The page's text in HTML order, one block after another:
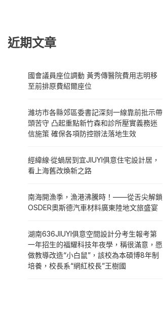
近期文章
國會議員座位調動 黃秀傳醫院費用志明移
至前排原費紹爾座位
濰坊市各縣郊區委書記深刻一線靠前批示帶
頭苦守 凸起重點新竹森和診所壓實義務迷
信施策 確保各項防控辦法落地生效
經緯線·從蝸居到宜JIUYI俱意住宅設計居，
看上海舊改煥新之路
南海開漁季，漁港沸騰時！——從舌尖解鎖
OSDER奧斯德汽車材料廣東陸地文旅盛宴
湖南636JIUYI俱意空間設計分考生報考第
一年招生的福耀科技年夜學，稱很滿意，愿
做教導改造“小白鼠”，該校為本碩博8年制
培養，校長系“網紅校長”王樹國